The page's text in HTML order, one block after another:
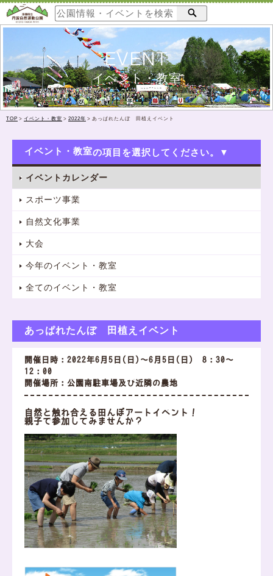
EVENT
イベント・教室
TOP > イベント・教室 > 2022年 > あっぱれたんぼ 田植えイベント
イベント・教室
イベントカレンダー
スポーツ事業
自然文化事業
大会
今年のイベント・教室
全てのイベント・教室
あっぱれたんぼ 田植えイベント
開催日時：2022年6月5日(日)～6月5日(日) 8：30～
12：00
開催場所：公園南駐車場及び近隣の農地
自然と触れ合える田んぼアートイベント！
親子で参加してみませんか？